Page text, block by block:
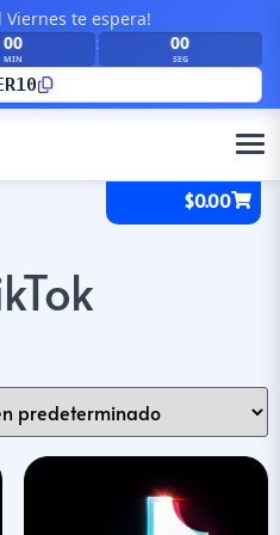
Viernes te espera!
59
MIN
: 59
SEG
$0.00